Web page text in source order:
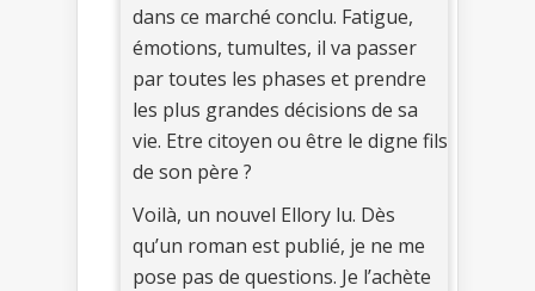
dans ce marché conclu. Fatigue,
émotions, tumultes, il va passer
par toutes les phases et prendre
les plus grandes décisions de sa
vie. Etre citoyen ou être le digne fils
de son père ?
Voilà, un nouvel Ellory lu. Dès
qu’un roman est publié, je ne me
pose pas de questions. Je l’achète